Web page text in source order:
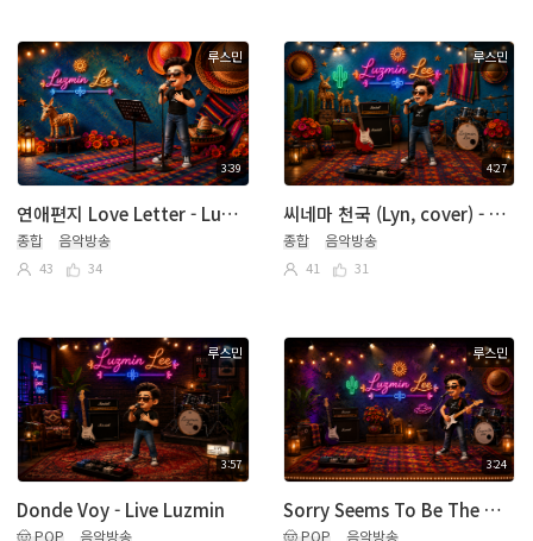
3:39
루스민
연애편지 Love Letter - Luzmin
종합 음악방송
43 34
4:27
루스민
씨네마 천국 (Lyn, cover) - Luzmin
종합 음악방송
41 31
3:57
루스민
Donde Voy - Live Luzmin
🤠 POP 음악방송
3:24
루스민
Sorry Seems To Be The Hardest Word - Luzmin
🤠 POP 음악방송